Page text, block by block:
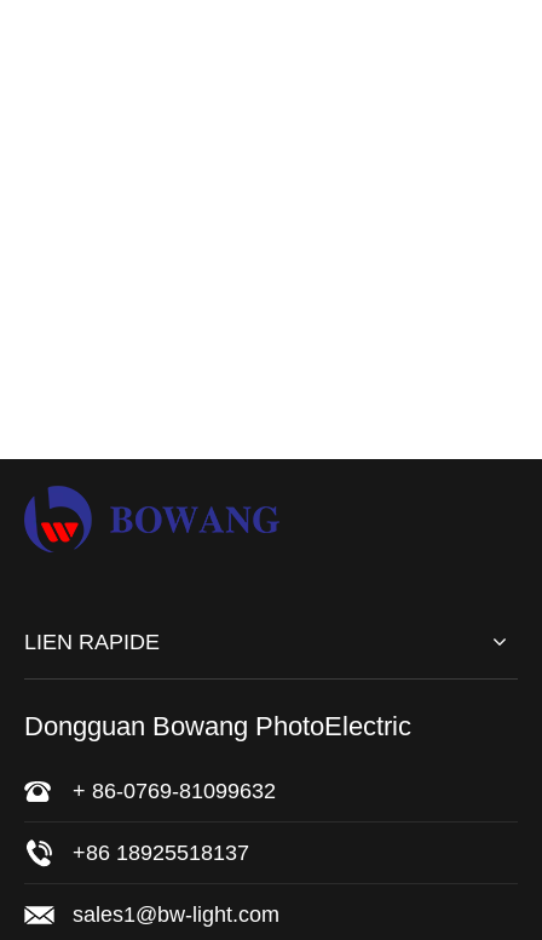
LIEN RAPIDE
Dongguan Bowang PhotoElectric
+ 86-0769-81099632
+86 18925518137
sales1@bw-light.com